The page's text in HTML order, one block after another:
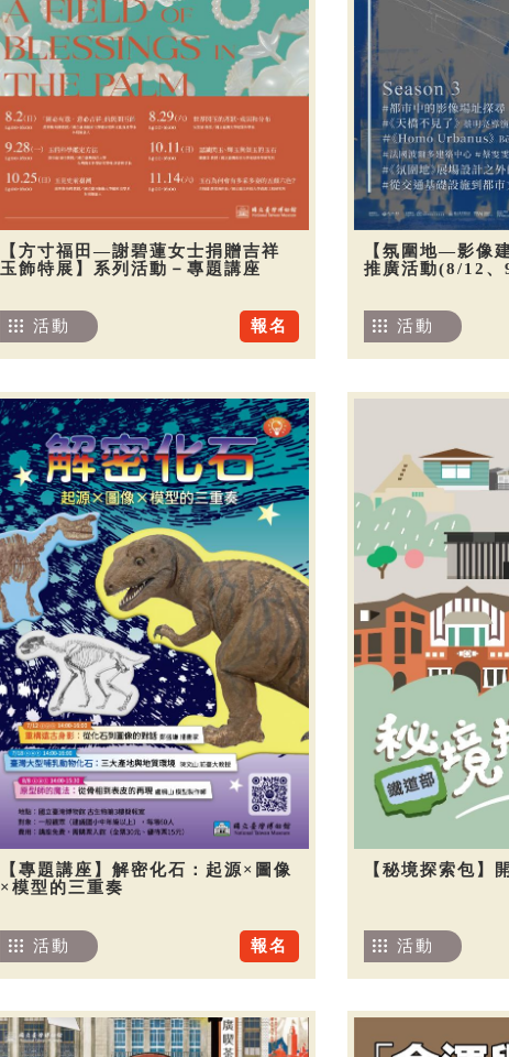
【方寸福田—謝碧蓮女士捐贈吉祥
玉飾特展】系列活動－專題講座
報名
活動
【氛圍地—影像
推廣活動(8/12
活動
【專題講座】解密化石：起源×圖像
×模型的三重奏
報名
活動
【秘境探索包】
活動